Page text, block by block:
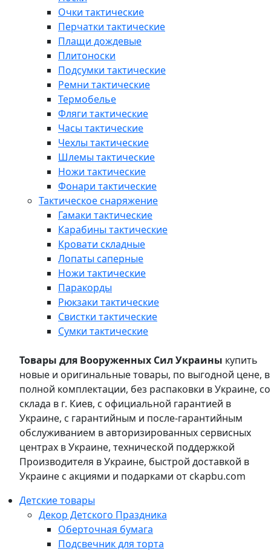
Очки тактические
Перчатки тактические
Плащи дождевые
Плитоноски
Подсумки тактические
Ремни тактические
Термобелье
Фляги тактические
Часы тактические
Чехлы тактические
Шлемы тактические
Ножи тактические
Фонари тактические
Тактическое снаряжение
Гамаки тактические
Карабины тактические
Кровати складные
Лопаты саперные
Ножи тактические
Паракорды
Рюкзаки тактические
Свистки тактические
Сумки тактические
Товары для Вооруженных Сил Украины купить
новые и оригинальные товары, по выгодной цене, в
полной комплектации, без распаковки в Украине, со
склада в г. Киев, с официальной гарантией в
Украине, с гарантийным и после-гарантийным
обслуживанием в авторизированных сервисных
центрах в Украине, технической поддержкой
Производителя в Украине, быстрой доставкой в
Украине с акциями и подарками от ckapbu.com
Детские товары
Декор Детского Праздника
Оберточная бумага
Подсвечник для торта